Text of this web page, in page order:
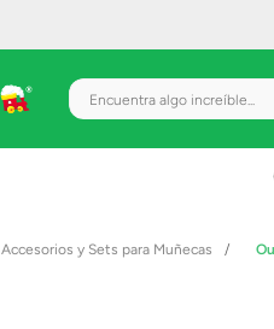
Encuentra algo
Accesorios y Sets para Muñecas